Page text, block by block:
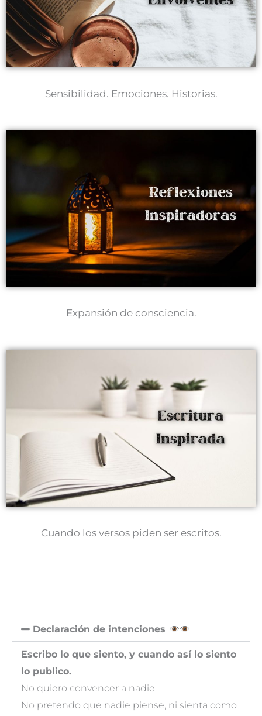
Sensibilidad. Emociones. Historias.
Expansión de consciencia.
Cuando los versos piden ser escritos.
Declaración de intenciones
Escribo lo que siento, y cuando así lo siento
lo publico.
No quiero convencer a nadie.
No pretendo que nadie piense, ni sienta como